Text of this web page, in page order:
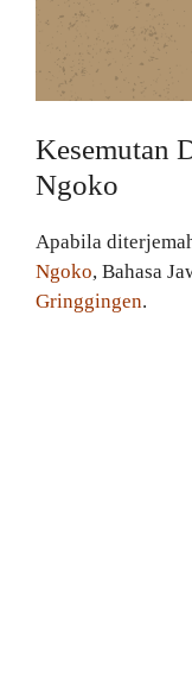
Kesemutan
Ngoko
Apabila
Ngoko, Bahasa
Gringgingen.